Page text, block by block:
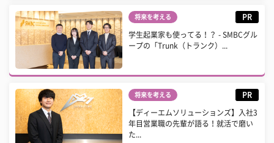
将来を考える PR
学生起業家も使ってる！？ - SMBCグル
ープの「Trunk（トランク）...
将来を考える PR
【ディーエムソリューションズ】入社3
年目営業職の先輩が語る！就活で磨い
た...